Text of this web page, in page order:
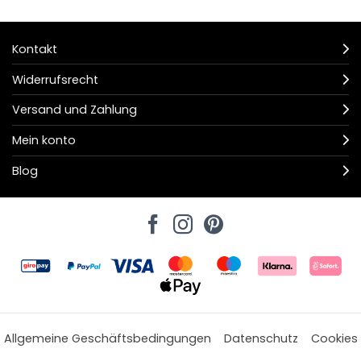
Kontakt
Widerrufsrecht
Versand und Zahlung
Mein konto
Blog
Allgemeine Geschäftsbedingungen Datenschutz Cookies